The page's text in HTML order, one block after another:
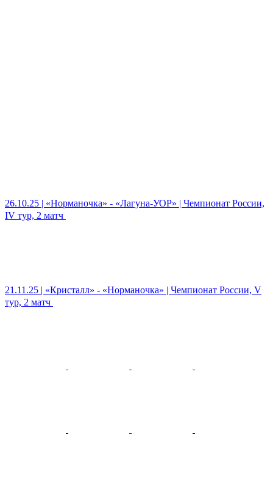
26.10.25 | «Норманочка» - «Лагуна-УОР» | Чемпионат России,
IV тур, 2 матч
21.11.25 | «Кристалл» - «Норманочка» | Чемпионат России, V
тур, 2 матч